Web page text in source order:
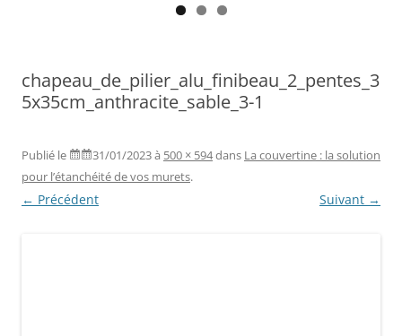
chapeau_de_pilier_alu_finibeau_2_pentes_3
5x35cm_anthracite_sable_3-1
Publié le 31/01/2023à 500 × 594dans La couvertine : la solution
pour l’étanchéité de vos murets.
← Précédent Suivant →